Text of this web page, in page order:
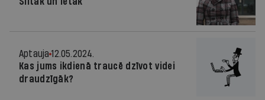
Aptauja 12.05.2024.
Kas jums ikdienā traucē dzīvot videi
draudzīgāk?